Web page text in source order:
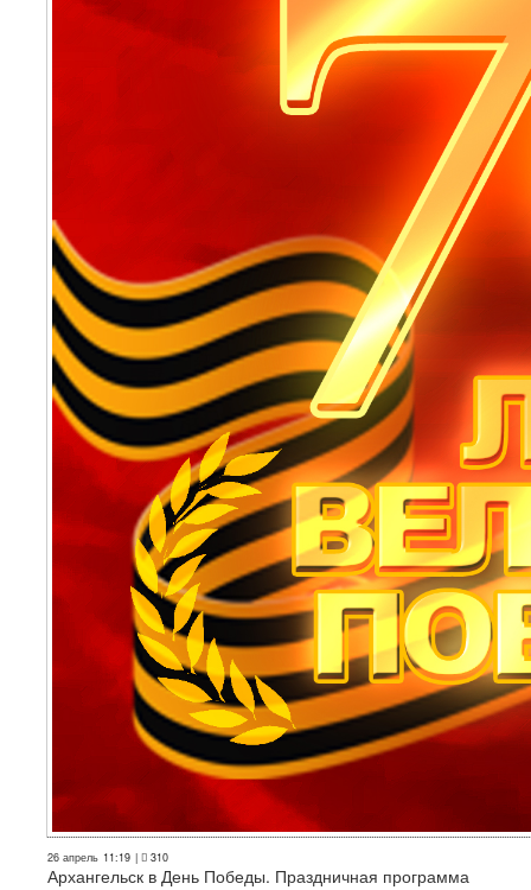
26 апрель 11:19 | 310
Архангельск в День Победы. Праздничная программа